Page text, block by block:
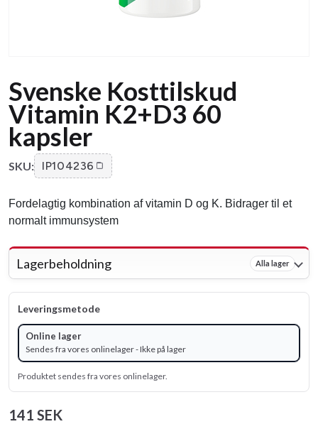
Svenske Kosttilskud
Vitamin K2+D3 60
kapsler
SKU: IP104236
Fordelagtig kombination af vitamin D og K. Bidrager til et
normalt immunsystem
Lagerbeholdning Alla lager
Leveringsmetode
Online lager
Sendes fra vores onlinelager - Ikke på lager
Produktet sendes fra vores onlinelager.
141 SEK